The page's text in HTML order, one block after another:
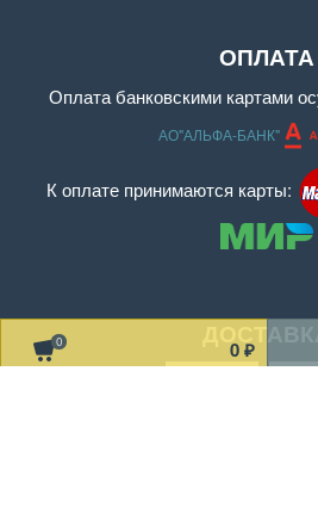
0 0 ₽
ОПЛАТА
Оплата банковскими картами
АО"АЛЬФА-БАНК"
К оплате принимаются карты: